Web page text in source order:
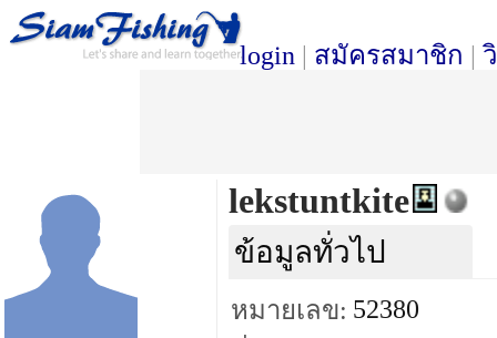
login | สมัครสมาชิก |
lekstuntkite
ข้อมูลทั่วไป
หมายเลข: 52380